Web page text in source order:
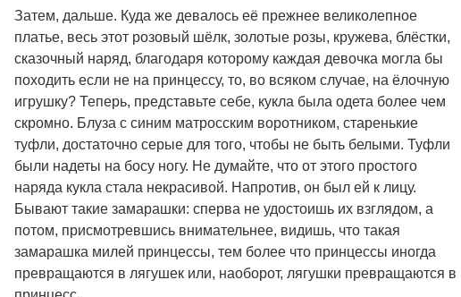
Затем, дальше. Куда же девалось её прежнее великолепное
платье, весь этот розовый шёлк, золотые розы, кружева, блёстки,
сказочный наряд, благодаря которому каждая девочка могла бы
походить если не на принцессу, то, во всяком случае, на ёлочную
игрушку? Теперь, представьте себе, кукла была одета более чем
скромно. Блуза с синим матросским воротником, старенькие
туфли, достаточно серые для того, чтобы не быть белыми. Туфли
были надеты на босу ногу. Не думайте, что от этого простого
наряда кукла стала некрасивой. Напротив, он был ей к лицу.
Бывают такие замарашки: сперва не удостоишь их взглядом, а
потом, присмотревшись внимательнее, видишь, что такая
замарашка милей принцессы, тем более что принцессы иногда
превращаются в лягушек или, наоборот, лягушки превращаются в